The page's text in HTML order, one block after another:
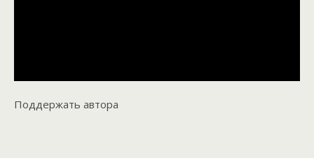
Поддержать автора